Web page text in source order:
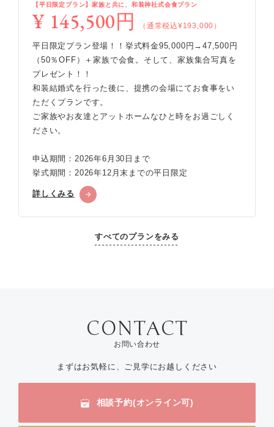
【平日限定プラン】家族と共に、和装神社式会食プラン
¥ 145,500円 （通常税込¥193,000）
平日限定プラン登場！！挙式料金95,000円→47,500円
（50％OFF）＋家族で会食。そして、家族集合写真を
プレゼント！！
和装結婚式を行った後に、提携の会場にてお食事をい
ただくプランです。
ご家族やお友達とアットホームなひと時をお過ごしく
ださい。
申込期間：2026年6月30日まで
挙式期間：2026年12月末までの平日限定
詳しくみる
すべてのプランをみる
お問い合わせ
まずはお気軽に、ご見学にお越しください
相談予約(オンライン可)